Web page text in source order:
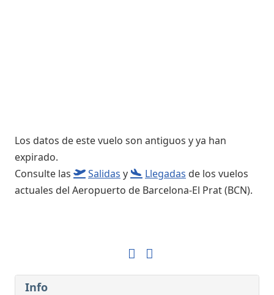
Los datos de este vuelo son antiguos y ya han
expirado.
Consulte las
Salidas y Llegadas de los vuelos
actuales del Aeropuerto de Barcelona-El Prat (BCN).
Info